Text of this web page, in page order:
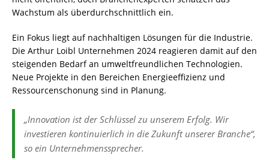
Wachstum als überdurchschnittlich ein.
Ein Fokus liegt auf nachhaltigen Lösungen für die Industrie.
Die Arthur Loibl Unternehmen 2024 reagieren damit auf den
steigenden Bedarf an umweltfreundlichen Technologien.
Neue Projekte in den Bereichen Energieeffizienz und
Ressourcenschonung sind in Planung.
„Innovation ist der Schlüssel zu unserem Erfolg. Wir
investieren kontinuierlich in die Zukunft unserer Branche“,
so ein Unternehmenssprecher.